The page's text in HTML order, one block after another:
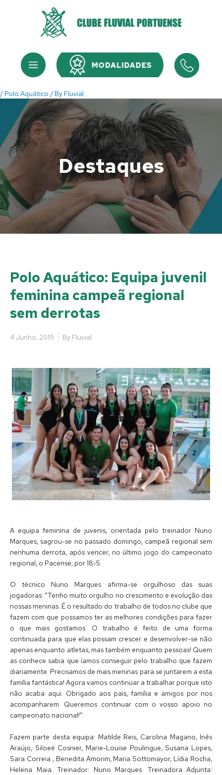
Menu Menu
/ Polo Aquático / By Fluvial
Destaques
Polo Aquático: Equipa juvenil
feminina campeã regional
sem derrotas
4 Junho, 2019 By Fluvial
A equipa feminina de juvenis, orientada pelo treinador Nuno
Marques, sagrou-se no passado domingo, campeã regional sem
nenhuma derrota, após vencer, no último jogo do campeonato
regional, o Pacense, por 18-5.
O técnico Nuno Marques afirma-se orgulhoso das suas
jogadoras: “Tenho muito orgulho no crescimento e evolução das
nossas meninas. É o resultado do trabalho de todos no clube que
fazem com que possamos ter as melhores condições para fazer
o que mais gostamos. O trabalho é feito de uma forma
continuada para que elas possam crescer e desenvolver-se não
apenas enquanto atletas, mas também enquanto pessoas! Quem
as conhece sabia que íamos conseguir pelo trabalho que fazem
diariamente. Precisamos de mais meninas para se juntarem a esta
família fantástica! Agora vamos continuar a trabalhar porque isto
não acaba aqui. Obrigado aos pais, família e amigos por nos
acompanharem. Queremos continuar com o vosso apoio no
campeonato nacional!”.
Fazem parte desta equipa: Matilde Reis, Carolina Magano, Inês
Araújo, Siloeé Cosnier, Marie-Louise Poulingue, Susana Lopes,
Sara Correia , Benedita Amorim, Maria Sottomayor, Lídia Rocha,
Helena Maia. Treinador: Nuno Marques. Treinadora Adjunta: